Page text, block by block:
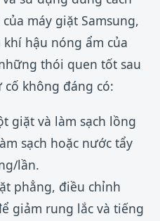
máy giặt Samsung,
hậu nóng ẩm của
thói quen tốt sau
cố không đáng có:
giặt và làm sạch lồng
sạch hoặc nước tẩy
lần.
phẳng, điều chỉnh
giảm rung lắc và tiếng